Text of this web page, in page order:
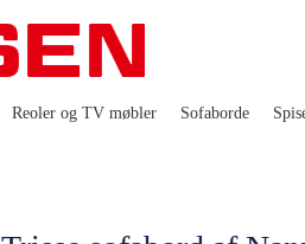
Reoler og TV møbler Sofaborde